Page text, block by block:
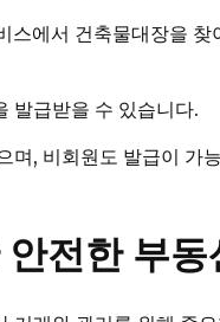
스에서 건축물대장을
발급받을 수 있습니다.
며, 비회원도 발급이
전한 부동